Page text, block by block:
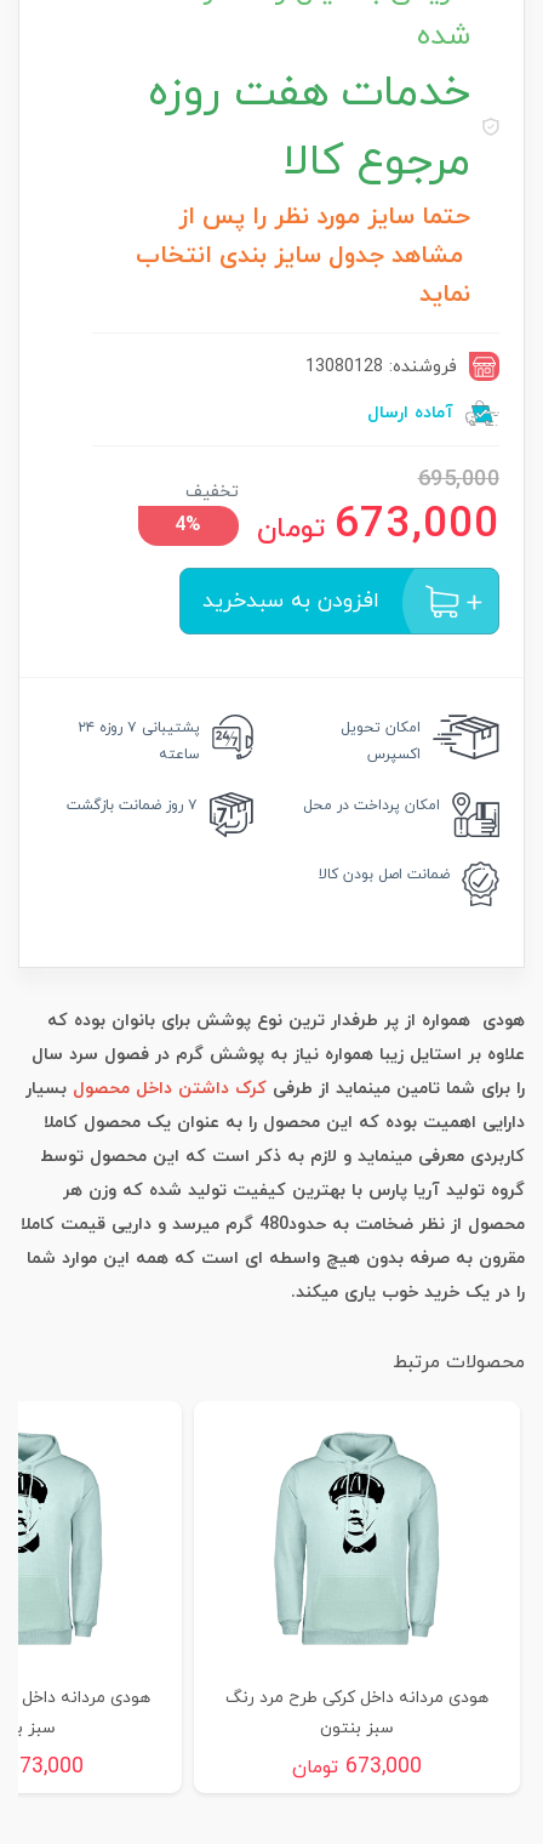
شده
خدمات هفت روزه
مرجوع کالا
حتما سایز مورد نظر را پس از
مشاهد جدول سایز بندی انتخاب
نماید
فروشنده: 13080128
آماده ارسال
695,000
673,000 تومان
تخفیف
4%
افزودن به سبدخرید
امکان تحویل
اکسپرس
پشتیبانی
۷ روزه ۲۴
ساعته
امکان پرداخت در محل ۷ روز ضمانت بازگشت
ضمانت اصل بودن کالا
هودی همواره از پر طرفدار ترین نوع پوشش برای بانوان بوده که
علاوه بر استایل زیبا همواره نیاز به پوشش گرم در فصول سرد سال
را برای شما تامین مینماید از طرفی کرک داشتن داخل محصول بسیار
دارایی اهمیت بوده که این محصول را به عنوان یک محصول کاملا
کاربردی معرفی مینماید و لازم به ذکر است که این محصول توسط
گروه تولید آریا پارس با بهترین کیفیت تولید شده که وزن هر
محصول از نظر ضخامت به حدود480 گرم میرسد و داریی قیمت کاملا
مقرون به صرفه بدون هیچ واسطه ای است که همه این موارد شما
را در یک خرید خوب یاری میکند.
محصولات مرتبط
هودی مردانه داخل کرکی طرح مرد رنگ
سبز بنتون
673,000 تومان
هودی مردانه داخل
سبز
673,000